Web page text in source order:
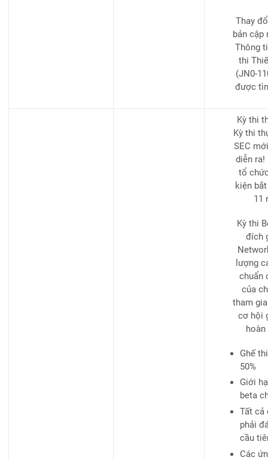
Thay
bản cập
Thông
thi
(JN0-
được
Kỳ thi
Kỳ thi
SEC
diễn ra!
tổ
kiện
11
Kỳ thi
đích
lượng
chuẩn
của
tham
cơ hội
Ghế
50%
Giới
beta
Tất cả
phải
cầu
Các